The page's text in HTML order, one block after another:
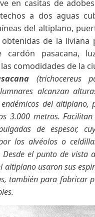
Portezuelo de 5 Cruces